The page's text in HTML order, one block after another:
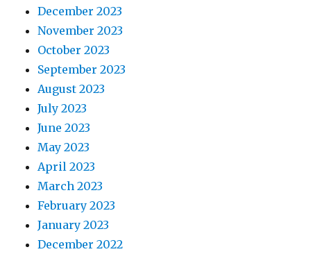
December 2023
November 2023
October 2023
September 2023
August 2023
July 2023
June 2023
May 2023
April 2023
March 2023
February 2023
January 2023
December 2022